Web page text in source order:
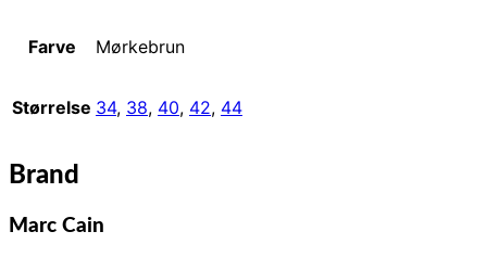
Farve Mørkebrun
Størrelse 34, 38, 40, 42, 44
Brand
Marc Cain